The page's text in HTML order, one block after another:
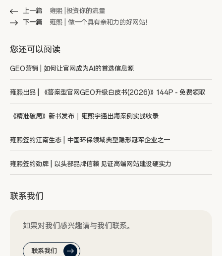
上一篇
雍熙 |投资你的流量
下一篇
雍熙 | 做一个具有亲和力的好网站！
您还可以阅读
GEO营销 | 如何让官网成为AI的首选信息源
雍熙出品 | 《答案型官网GEO升级白皮书(2026)》144P - 免费领取
《精准破局》新书发布｜雍熙宇通出海案例实战收录
雍熙签约江南生态 | 中国环保领域典型隐形冠军企业之一
雍熙签约劲牌 | 以头部品牌信赖 见证高端网站建设硬实力
联系我们
如果对我们感兴趣请与我们联系。
联系我们